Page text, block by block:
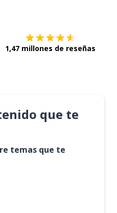
1,47 millones de reseñas
que te
temas que te